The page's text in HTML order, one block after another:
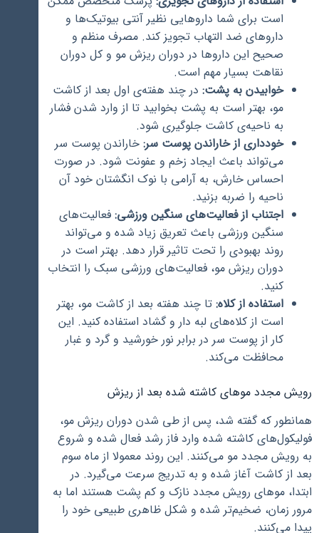
است برای شما داروهایی نظیر آنتی بیوتیک‌ها و
داروهای ضد التهاب تجویز کند. مصرف منظم و
صحیح این داروها در دوران ریزش مو و کل دوران
نقاهت بسیار مهم است.
خوابیدن به پشت: در چند هفته‌ی اول بعد از کاشت
مو، بهتر است به پشت بخوابید تا از وارد شدن فشار
به ناحیه‌ی کاشت جلوگیری شود.
خودداری از خاراندن پوست سر: خاراندن پوست سر
می‌تواند باعث ایجاد زخم و عفونت شود. در صورت
احساس خارش، به آرامی با نوک انگشتان خود آن
ناحیه را ضربه بزنید.
اجتناب از فعالیت‌های سنگین ورزشی: فعالیت‌های
سنگین ورزشی باعث تعریق زیاد شده و می‌تواند
روند بهبودی را تحت تاثیر قرار دهد. بهتر است در
دوران ریزش مو، فعالیت‌های ورزشی سبک را انتخاب
کنید.
استفاده از کلاه: تا چند هفته بعد از کاشت مو، بهتر
است از کلاه‌های لبه دار و گشاد استفاده کنید. این
کار از پوست سر در برابر نور خورشید و گرد و غبار
محافظت می‌کند.
رویش مجدد موهای کاشته شده بعد از ریزش
همانطور که گفته شد، پس از طی شدن دوران ریزش مو،
فولیکول‌های کاشته شده وارد فاز رشد فعال شده و شروع
به رویش مجدد مو می‌کنند. این روند معمولا از ماه سوم
بعد از کاشت آغاز شده و به تدریج سرعت می‌گیرد. در
ابتدا، موهای رویش مجدد نازک و کم پشت هستند اما به
مرور زمان، ضخیم‌تر شده و شکل ظاهری طبیعی خود را
پیدا می‌کنند.